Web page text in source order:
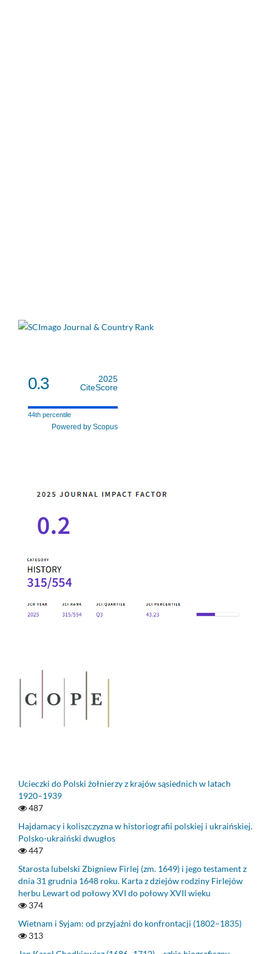
0.3
2025
CiteScore
44th percentile
Powered by Scopus
Ucieczki do Polski żołnierzy z krajów sąsiednich w latach
1920–1939
487
Hajdamacy i koliszczyzna w historiografii polskiej i ukraińskiej.
Polsko-ukraiński dwugłos
447
Starosta lubelski Zbigniew Firlej (zm. 1649) i jego testament z
dnia 31 grudnia 1648 roku. Karta z dziejów rodziny Firlejów
herbu Lewart od połowy XVI do połowy XVII wieku
374
Wietnam i Syjam: od przyjaźni do konfrontacji (1802–1835)
313